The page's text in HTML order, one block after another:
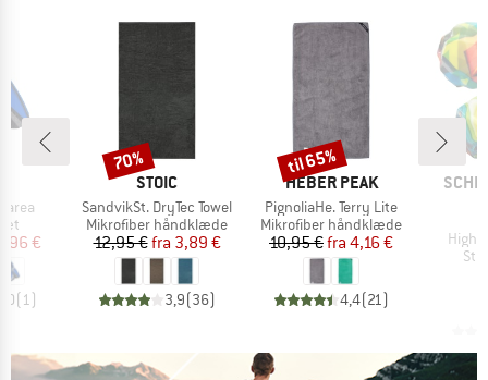
pris
€
( 1)
MÆRKE
STOIC
Artikel
SandvikSt. DryTec Towel
Produktgruppe
Mikrofiber håndklæde
Pris
12,95 € Nedsat pris
fra 3,89 €
3,9(36)
Rabat
70%
MÆRKE
HEBER PEAK
Artikel
PignoliaHe. Terry Lite
Produktgruppe
Mikrofiber håndklæde
Pris
10,95 € Nedsat pris
fra 4,16 €
4,4(21)
Rabat
til 65%
Artikel
High